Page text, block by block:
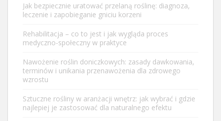
Jak bezpiecznie uratować przelaną roślinę: diagnoza,
leczenie i zapobieganie gniciu korzeni
Rehabilitacja – co to jest i jak wygląda proces
medyczno-społeczny w praktyce
Nawożenie roślin doniczkowych: zasady dawkowania,
terminów i unikania przenawożenia dla zdrowego
wzrostu
Sztuczne rośliny w aranżacji wnętrz: jak wybrać i gdzie
najlepiej je zastosować dla naturalnego efektu